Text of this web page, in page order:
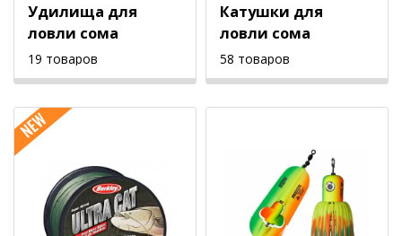
Удилища для
ловли сома
19 товаров
Катушки для
ловли сома
58 товаров